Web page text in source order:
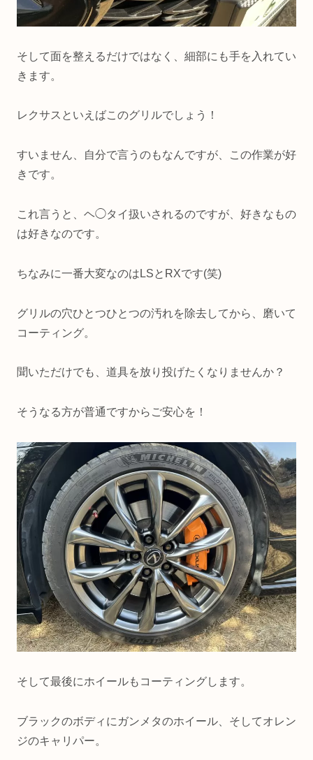
そして面を整えるだけではなく、細部にも手を入れてい
きます。
レクサスといえばこのグリルでしょう！
すいません、自分で言うのもなんですが、この作業が好
きです。
これ言うと、ヘ◯タイ扱いされるのですが、好きなもの
は好きなのです。
ちなみに一番大変なのはLSとRXです(笑)
グリルの穴ひとつひとつの汚れを除去してから、磨いて
コーティング。
聞いただけでも、道具を放り投げたくなりませんか？
そうなる方が普通ですからご安心を！
そして最後にホイールもコーティングします。
ブラックのボディにガンメタのホイール、そしてオレン
ジのキャリパー。